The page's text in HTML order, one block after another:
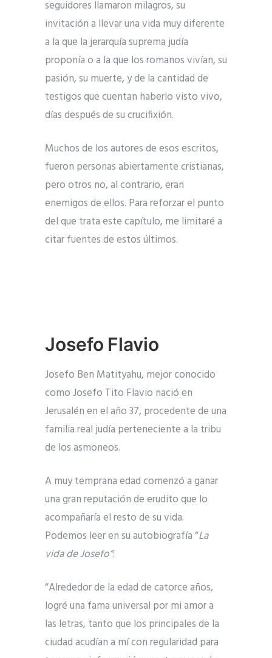
seguidores llamaron milagros, su
invitación a llevar una vida muy diferente
a la que la jerarquía suprema judía
proponía o a la que los romanos vivían, su
pasión, su muerte, y de la cantidad de
testigos que cuentan haberlo visto vivo,
días después de su crucifixión.
Muchos de los autores de esos escritos,
fueron personas abiertamente cristianas,
pero otros no, al contrario, eran
enemigos de ellos. Para reforzar el punto
del que trata este capítulo, me limitaré a
citar fuentes de estos últimos.
Josefo Flavio
Josefo Ben Matityahu, mejor conocido
como Josefo Tito Flavio nació en
Jerusalén en el año 37, procedente de una
familia real judía perteneciente a la tribu
de los asmoneos.
A muy temprana edad comenzó a ganar
una gran reputación de erudito que lo
acompañaría el resto de su vida.
Podemos leer en su autobiografía “La
vida de Josefo”:
“Alrededor de la edad de catorce años,
logré una fama universal por mi amor a
las letras, tanto que los principales de la
ciudad acudían a mí con regularidad para